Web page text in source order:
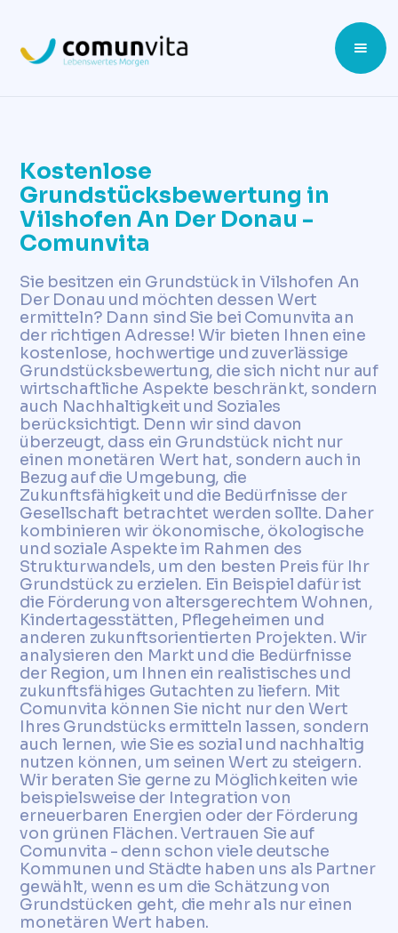
Kostenlose
Grundstücksbewertung in
Vilshofen An Der Donau -
Comunvita
Sie besitzen ein Grundstück in Vilshofen An
Der Donau und möchten dessen Wert
ermitteln? Dann sind Sie bei Comunvita an
der richtigen Adresse! Wir bieten Ihnen eine
kostenlose, hochwertige und zuverlässige
Grundstücksbewertung, die sich nicht nur auf
wirtschaftliche Aspekte beschränkt, sondern
auch Nachhaltigkeit und Soziales
berücksichtigt. Denn wir sind davon
überzeugt, dass ein Grundstück nicht nur
einen monetären Wert hat, sondern auch in
Bezug auf die Umgebung, die
Zukunftsfähigkeit und die Bedürfnisse der
Gesellschaft betrachtet werden sollte. Daher
kombinieren wir ökonomische, ökologische
und soziale Aspekte im Rahmen des
Strukturwandels, um den besten Preis für Ihr
Grundstück zu erzielen. Ein Beispiel dafür ist
die Förderung von altersgerechtem Wohnen,
Kindertagesstätten, Pflegeheimen und
anderen zukunftsorientierten Projekten. Wir
analysieren den Markt und die Bedürfnisse
der Region, um Ihnen ein realistisches und
zukunftsfähiges Gutachten zu liefern. Mit
Comunvita können Sie nicht nur den Wert
Ihres Grundstücks ermitteln lassen, sondern
auch lernen, wie Sie es sozial und nachhaltig
nutzen können, um seinen Wert zu steigern.
Wir beraten Sie gerne zu Möglichkeiten wie
beispielsweise der Integration von
erneuerbaren Energien oder der Förderung
von grünen Flächen. Vertrauen Sie auf
Comunvita - denn schon viele deutsche
Kommunen und Städte haben uns als Partner
gewählt, wenn es um die Schätzung von
Grundstücken geht, die mehr als nur einen
monetären Wert haben.